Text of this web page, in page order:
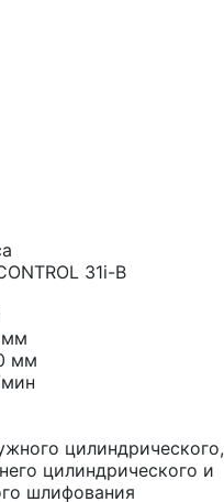
31i-B
мм
мм
цилиндрического,
цилиндрического и
шлифования